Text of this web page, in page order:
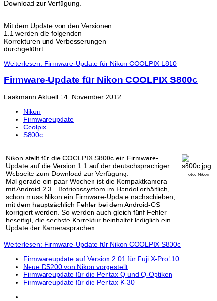
Download zur Verfügung.
Mit dem Update von den Versionen
1.1 werden die folgenden
Korrekturen und Verbesserungen
durchgeführt:
Weiterlesen: Firmware-Update für Nikon COOLPIX L810
Firmware-Update für Nikon COOLPIX S800c
Laakmann Aktuell 14. November 2012
Nikon
Firmwareupdate
Coolpix
S800c
Nikon stellt für die COOLPIX S800c ein Firmware-
Update auf die Version 1.1 auf der deutschsprachigen
Webseite zum Download zur Verfügung.
Mal gerade ein paar Wochen ist die Kompaktkamera
mit Android 2.3 - Betriebssystem im Handel erhältlich,
schon muss Nikon ein Firmware-Update nachschieben,
mit dem hauptsächlich Fehler bei dem Android-OS
korrigiert werden. So werden auch gleich fünf Fehler
beseitigt, die sechste Korrektur beinhaltet lediglich ein
Update der Kamerasprachen.
Foto: Nikon
Weiterlesen: Firmware-Update für Nikon COOLPIX S800c
Firmwareupdate auf Version 2.01 für Fuji X-Pro110
Neue D5200 von Nikon vorgestellt
Firmwareupdate für die Pentax Q und Q-Optiken
Firmwareupdate für die Pentax K-30